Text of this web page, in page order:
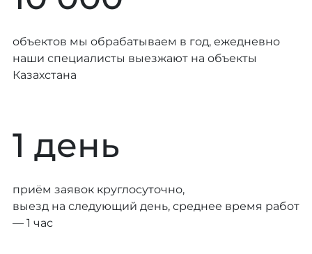
объектов мы обрабатываем в год, ежедневно
наши специалисты выезжают на объекты
Казахстана
1 день
приём заявок круглосуточно,
выезд на следующий день, среднее время работ
— 1 час